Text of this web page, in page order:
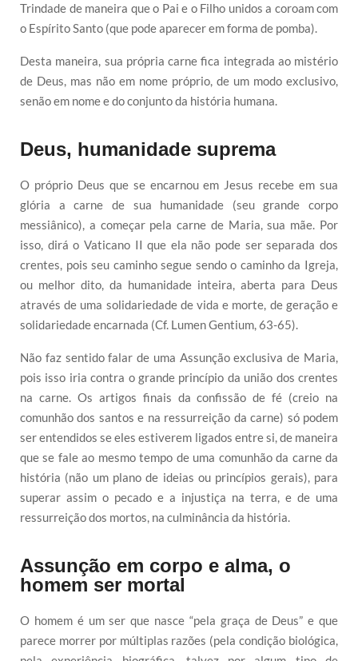
Trindade de maneira que o Pai e o Filho unidos a coroam com
o Espírito Santo (que pode aparecer em forma de pomba).
Desta maneira, sua própria carne fica integrada ao mistério
de Deus, mas não em nome próprio, de um modo exclusivo,
senão em nome e do conjunto da história humana.
Deus, humanidade suprema
O próprio Deus que se encarnou em Jesus recebe em sua
glória a carne de sua humanidade (seu grande corpo
messiânico), a começar pela carne de Maria, sua mãe. Por
isso, dirá o Vaticano II que ela não pode ser separada dos
crentes, pois seu caminho segue sendo o caminho da Igreja,
ou melhor dito, da humanidade inteira, aberta para Deus
através de uma solidariedade de vida e morte, de geração e
solidariedade encarnada (Cf. Lumen Gentium, 63-65).
Não faz sentido falar de uma Assunção exclusiva de Maria,
pois isso iria contra o grande princípio da união dos crentes
na carne. Os artigos finais da confissão de fé (creio na
comunhão dos santos e na ressurreição da carne) só podem
ser entendidos se eles estiverem ligados entre si, de maneira
que se fale ao mesmo tempo de uma comunhão da carne da
história (não um plano de ideias ou princípios gerais), para
superar assim o pecado e a injustiça na terra, e de uma
ressurreição dos mortos, na culminância da história.
Assunção em corpo e alma, o
homem ser mortal
O homem é um ser que nasce “pela graça de Deus” e que
parece morrer por múltiplas razões (pela condição biológica,